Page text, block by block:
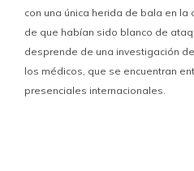
con una única herida de bala en la
de que habían sido blanco de
desprende de una investigación
los médicos, que se encuentran
presenciales internacionales.